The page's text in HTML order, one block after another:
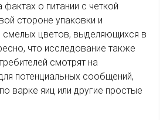
о питании с четкой
стороне упаковки и
смелых цветов, выделяющихся в
что исследование также
смотрят на
потенциальных сообщений,
варке яиц или другие простые